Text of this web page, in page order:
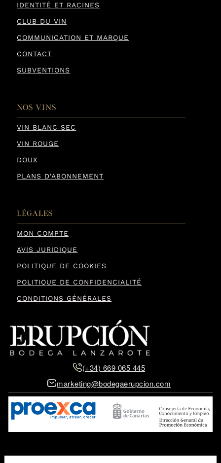
(+34) 669 065 445
marketing@bodegaerupcion.com
IDENTITÉ ET RACINES
CLUB DU VIN
COMMUNICATION ET MARQUE
CONTACT
SUBVENTIONS
NOS VINS
VIN BLANC SEC
VIN ROUGE
DOUX
PLANS D'ABONNEMENT
LÉGALES
MON COMPTE
AVIS JURIDIQUE
POLITIQUE DE COOKIES
POLITIQUE DE CONFIDENCIALITÉ
CONDITIONS GÉNÉRALES